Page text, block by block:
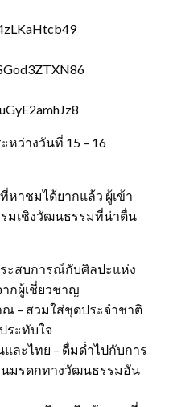
หว่างวันที่ 15 – 16
หาชมได้ยากแล้ว ผู้เข้า
มเชิงวัฒนธรรมที่น่าตื่น
ะสบการณ์กับศิลปะแห่ง
กผู้เชี่ยวชาญ
– สวมใส่ชุดประจำชาติ
ระทับใจ
ละไทย – ดื่มด่ำไปกับการ
มรดกทางวัฒนธรรมอัน